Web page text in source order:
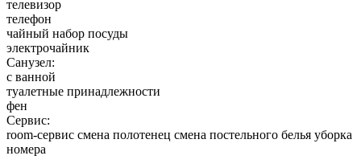
телевизор
телефон
чайный набор посуды
электрочайник
Санузел:
с ванной
туалетные принадлежности
фен
Сервис:
room-сервис смена полотенец смена постельного белья уборка
номера